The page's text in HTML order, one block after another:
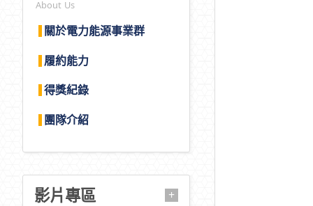
About Us
關於電力能源事業群
履約能力
得獎紀錄
團隊介紹
影片專區 +